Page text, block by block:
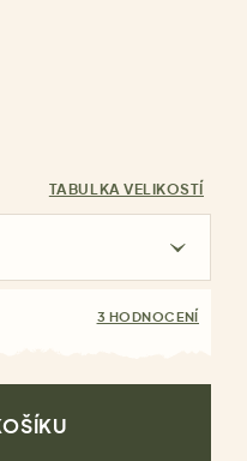
TABULKA VELIKOSTÍ
3 HODNOCENÍ